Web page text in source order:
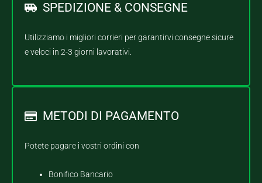
SPEDIZIONE & CONSEGNE
Utilizziamo i migliori corrieri per garantirvi consegne sicure
e veloci in 2-3 giorni lavorativi.
METODI DI PAGAMENTO
Potete pagare i vostri ordini con
Bonifico Bancario